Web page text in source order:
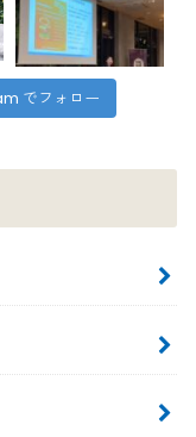
でフォロー